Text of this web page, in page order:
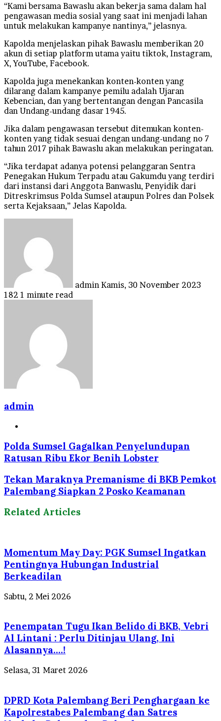
“Kami bersama Bawaslu akan bekerja sama dalam hal
pengawasan media sosial yang saat ini menjadi lahan
untuk melakukan kampanye nantinya,” jelasnya.
Kapolda menjelaskan pihak Bawaslu memberikan 20
akun di setiap platform utama yaitu tiktok, Instagram,
X, YouTube, Facebook.
Kapolda juga menekankan konten-konten yang
dilarang dalam kampanye pemilu adalah Ujaran
Kebencian, dan yang bertentangan dengan Pancasila
dan Undang-undang dasar 1945.
Jika dalam pengawasan tersebut ditemukan konten-
konten yang tidak sesuai dengan undang-undang no 7
tahun 2017 pihak Bawaslu akan melakukan peringatan.
“Jika terdapat adanya potensi pelanggaran Sentra
Penegakan Hukum Terpadu atau Gakumdu yang terdiri
dari instansi dari Anggota Banwaslu, Penyidik dari
Ditreskrimsus Polda Sumsel ataupun Polres dan Polsek
serta Kejaksaan,” Jelas Kapolda.
admin Kamis, 30 November 2023
182 1 minute read
admin
Polda Sumsel Gagalkan Penyelundupan
Ratusan Ribu Ekor Benih Lobster
Tekan Maraknya Premanisme di BKB Pemkot
Palembang Siapkan 2 Posko Keamanan
Related Articles
Momentum May Day: PGK Sumsel Ingatkan
Pentingnya Hubungan Industrial
Berkeadilan
Sabtu, 2 Mei 2026
Penempatan Tugu Ikan Belido di BKB, Vebri
Al Lintani : Perlu Ditinjau Ulang, Ini
Alasannya….!
Selasa, 31 Maret 2026
DPRD Kota Palembang Beri Penghargaan ke
Kapolrestabes Palembang dan Satres